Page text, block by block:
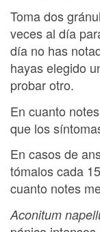
Toma dos
veces al día
día no has
hayas elegido
probar otro.
En cuanto
que los
En casos de
tómalos cada
cuanto notes
Aconitum